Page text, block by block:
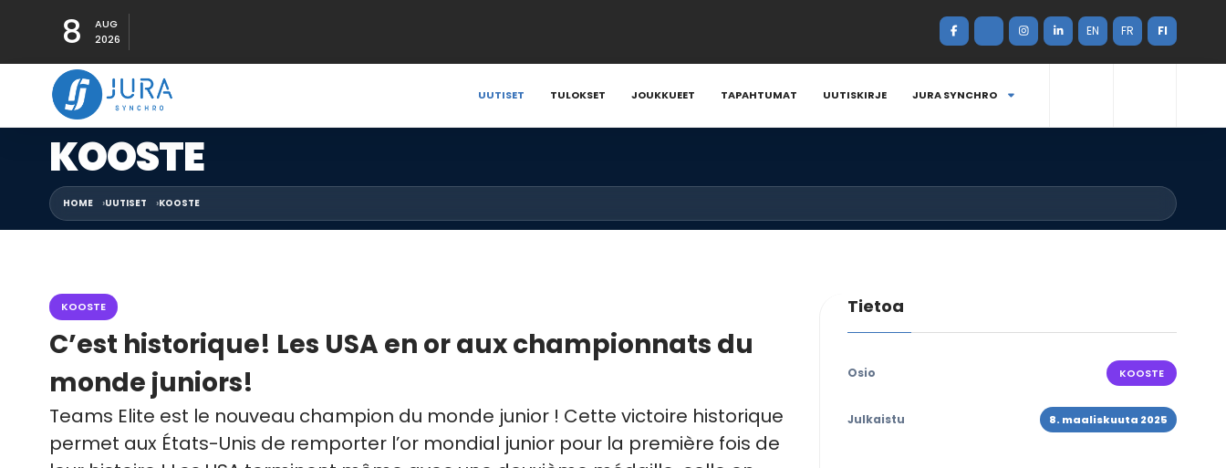
8
AUG
2026
EN FR FI
UUTISET TULOKSET JOUKKUEET TAPAHTUMAT UUTISKIRJE JURA SYNCHRO
KOOSTE
HOME UUTISET KOOSTE
KOOSTE
C’est historique! Les USA en or aux championnats du
monde juniors!
Teams Elite est le nouveau champion du monde junior ! Cette victoire historique
permet aux États-Unis de remporter l’or mondial junior pour la première fois de
Tietoa
Osio KOOSTE
Julkaistu 8. maaliskuuta 2025